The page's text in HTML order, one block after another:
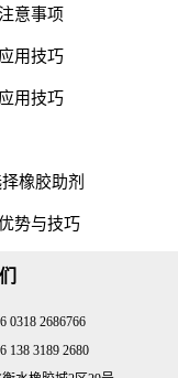
意事项
用技巧
用技巧
橡胶助剂
势与技巧
0318 2686766
138 3189 2680